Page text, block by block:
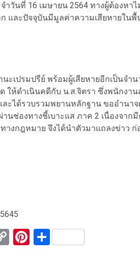
วันที่ 16 เมษายน 2564 ทางผู้ต้องหา
และปัจจุบันมีมูลค่าความเสียหายในพื้
ะเปรมปรีย์ พร้อมผู้เสียหายอีกเป็นจำ
ให้ดำเนินคดีกับ น.ส.จิตรา ซึ่งพนักงา
ะได้รวบรวมพยานหลักฐาน ขออำนา
นช่องทางชี้เบาะแส ภาค 2 เนื่องจาก
างกฎหมาย จึงได้นำตัวมาแถลงข่าว
CopyPinterest
Share